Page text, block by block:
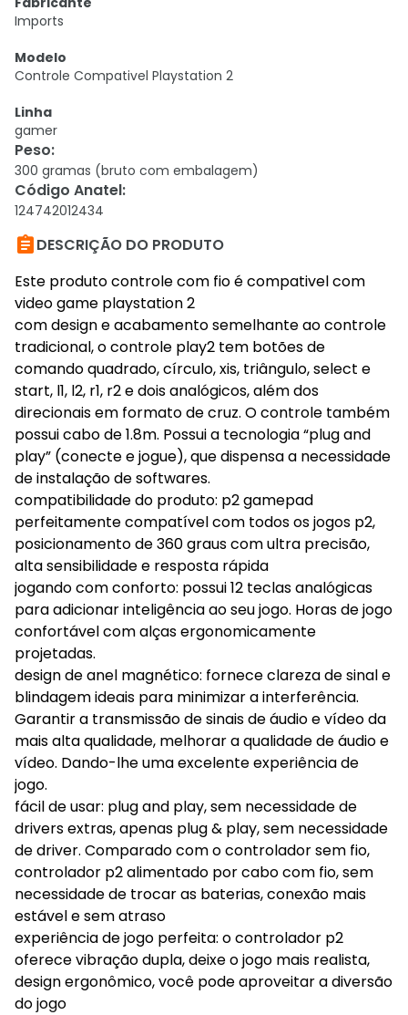
Imports
Modelo
Controle Compativel Playstation 2
Linha
gamer
Peso:
300 gramas (bruto com embalagem)
Código Anatel:
124742012434
DESCRIÇÃO DO PRODUTO
Este produto controle com fio é compativel com
video game playstation 2
com design e acabamento semelhante ao controle
tradicional, o controle play2 tem botões de
comando quadrado, círculo, xis, triângulo, select e
start, l1, l2, r1, r2 e dois analógicos, além dos
direcionais em formato de cruz. O controle também
possui cabo de 1.8m. Possui a tecnologia “plug and
play” (conecte e jogue), que dispensa a necessidade
de instalação de softwares.
compatibilidade do produto: p2 gamepad
perfeitamente compatível com todos os jogos p2,
posicionamento de 360 graus com ultra precisão,
alta sensibilidade e resposta rápida
jogando com conforto: possui 12 teclas analógicas
para adicionar inteligência ao seu jogo. Horas de jogo
confortável com alças ergonomicamente
projetadas.
design de anel magnético: fornece clareza de sinal e
blindagem ideais para minimizar a interferência.
Garantir a transmissão de sinais de áudio e vídeo da
mais alta qualidade, melhorar a qualidade de áudio e
vídeo. Dando-lhe uma excelente experiência de
jogo.
fácil de usar: plug and play, sem necessidade de
drivers extras, apenas plug & play, sem necessidade
de driver. Comparado com o controlador sem fio,
controlador p2 alimentado por cabo com fio, sem
necessidade de trocar as baterias, conexão mais
estável e sem atraso
experiência de jogo perfeita: o controlador p2
oferece vibração dupla, deixe o jogo mais realista,
design ergonômico, você pode aproveitar a diversão
do jogo